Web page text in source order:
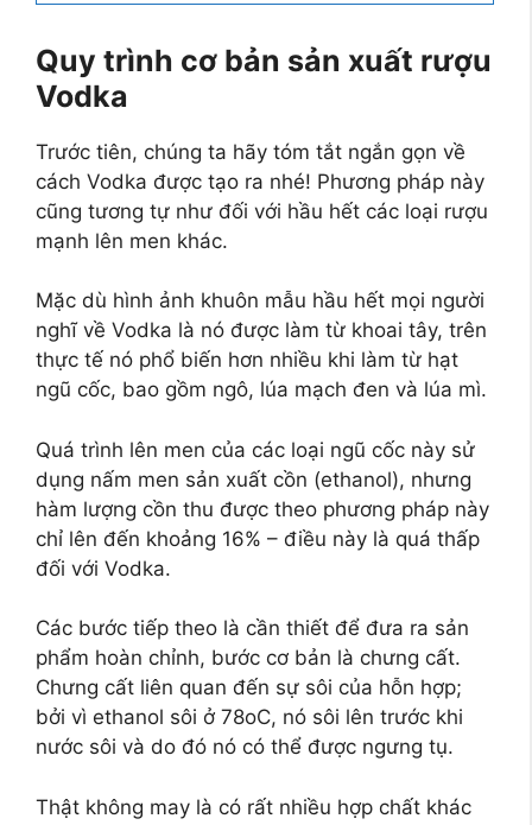
Quy trình cơ bản sản xuất rượu
Vodka
Trước tiên, chúng ta hãy tóm tắt ngắn gọn về
cách Vodka được tạo ra nhé! Phương pháp này
cũng tương tự như đối với hầu hết các loại rượu
mạnh lên men khác.
Mặc dù hình ảnh khuôn mẫu hầu hết mọi người
nghĩ về Vodka là nó được làm từ khoai tây, trên
thực tế nó phổ biến hơn nhiều khi làm từ hạt
ngũ cốc, bao gồm ngô, lúa mạch đen và lúa mì.
Quá trình lên men của các loại ngũ cốc này sử
dụng nấm men sản xuất cồn (ethanol), nhưng
hàm lượng cồn thu được theo phương pháp này
chỉ lên đến khoảng 16% – điều này là quá thấp
đối với Vodka.
Các bước tiếp theo là cần thiết để đưa ra sản
phẩm hoàn chỉnh, bước cơ bản là chưng cất.
Chưng cất liên quan đến sự sôi của hỗn hợp;
bởi vì ethanol sôi ở 78oC, nó sôi lên trước khi
nước sôi và do đó nó có thể được ngưng tụ.
Thật không may là có rất nhiều hợp chất khác